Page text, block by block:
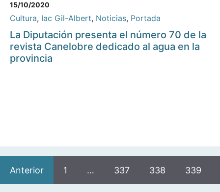
15/10/2020
Cultura, Iac Gil-Albert, Noticias, Portada
La Diputación presenta el número 70 de la
revista Canelobre dedicado al agua en la
provincia
Anterior 1 … 337 338 339